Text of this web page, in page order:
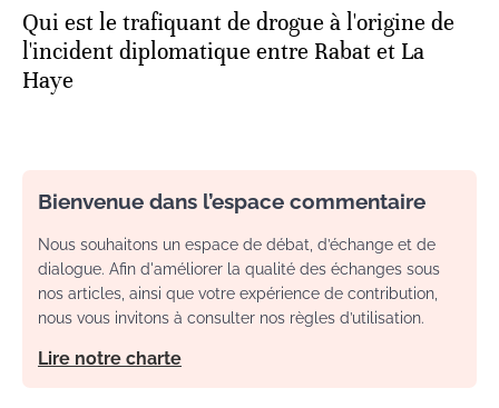
Qui est le trafiquant de drogue à l'origine de
l'incident diplomatique entre Rabat et La
Haye
Bienvenue dans l’espace commentaire
Nous souhaitons un espace de débat, d’échange et de
dialogue. Afin d'améliorer la qualité des échanges sous
nos articles, ainsi que votre expérience de contribution,
nous vous invitons à consulter nos règles d’utilisation.
Lire notre charte